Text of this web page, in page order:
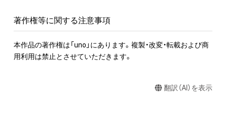
著作権等に関する注意事項
本作品の著作権は「uno」にあります。複製・改変・転載および商
用利用は禁止とさせていただきます。
翻訳（AI）を表示